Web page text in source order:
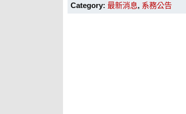
Category: 最新消息, 系務公告